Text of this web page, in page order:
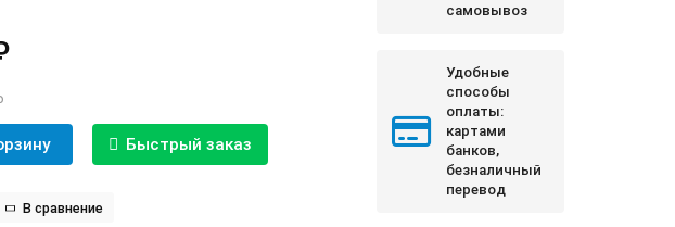
Быстрый заказ
В сравнение
самовывоз
Удобные
способы
оплаты:
картами
банков,
безналичный
перевод